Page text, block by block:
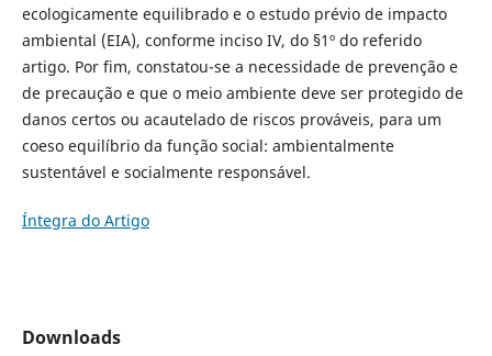
ecologicamente equilibrado e o estudo prévio de impacto
ambiental (EIA), conforme inciso IV, do §1º do referido
artigo. Por fim, constatou-se a necessidade de prevenção e
de precaução e que o meio ambiente deve ser protegido de
danos certos ou acautelado de riscos prováveis, para um
coeso equilíbrio da função social: ambientalmente
sustentável e socialmente responsável.
Íntegra do Artigo
Downloads